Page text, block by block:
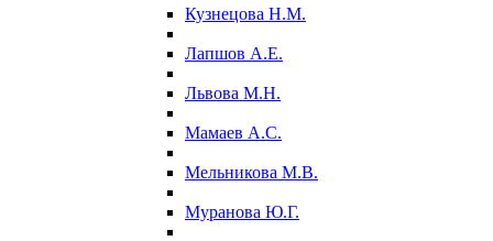
Кузнецова Н.М.
Лапшов А.Е.
Львова М.Н.
Мамаев А.С.
Мельникова М.В.
Муранова Ю.Г.